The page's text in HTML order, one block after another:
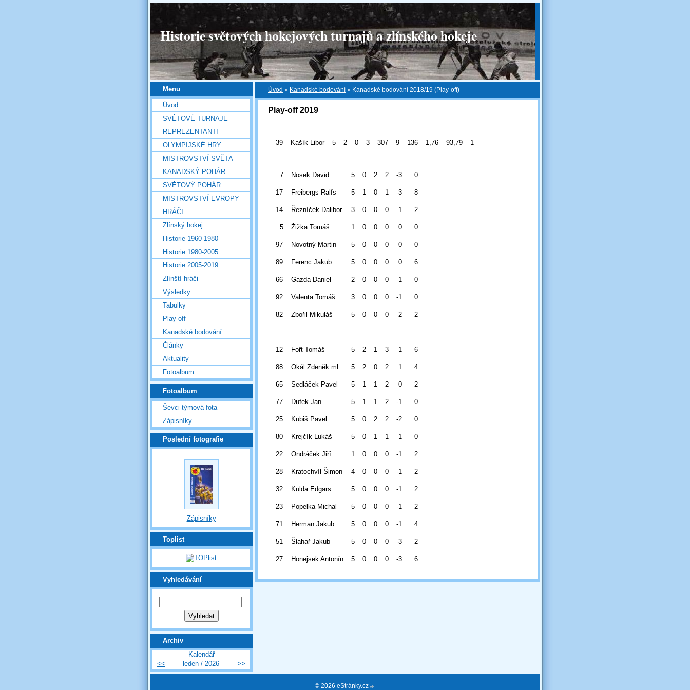
Historie světových hokejových turnajů a zlínského hokeje
Úvod » Kanadské bodování » Kanadské bodování 2018/19 (Play-off)
Play-off 2019
39 Kašík Libor 5 2 0 3 307 9 136 1,76 93,79 1
7 Nosek David 5 0 2 2 -3 0
17 Freibergs Ralfs 5 1 0 1 -3 8
14 Řezníček Dalibor 3 0 0 0 1 2
5 Žižka Tomáš 1 0 0 0 0 0
97 Novotný Martin 5 0 0 0 0 0
89 Ferenc Jakub 5 0 0 0 0 6
66 Gazda Daniel 2 0 0 0 -1 0
92 Valenta Tomáš 3 0 0 0 -1 0
82 Zbořil Mikuláš 5 0 0 0 -2 2
12 Fořt Tomáš 5 2 1 3 1 6
88 Okál Zdeněk ml. 5 2 0 2 1 4
65 Sedláček Pavel 5 1 1 2 0 2
77 Dufek Jan 5 1 1 2 -1 0
25 Kubiš Pavel 5 0 2 2 -2 0
80 Krejčík Lukáš 5 0 1 1 1 0
22 Ondráček Jiří 1 0 0 0 -1 2
28 Kratochvíl Šimon 4 0 0 0 -1 2
32 Kulda Edgars 5 0 0 0 -1 2
23 Popelka Michal 5 0 0 0 -1 2
71 Herman Jakub 5 0 0 0 -1 4
51 Šlahař Jakub 5 0 0 0 -3 2
27 Honejsek Antonín 5 0 0 0 -3 6
Menu
Úvod
SVĚTOVÉ TURNAJE
REPREZENTANTI
OLYMPIJSKÉ HRY
MISTROVSTVÍ SVĚTA
KANADSKÝ POHÁR
SVĚTOVÝ POHÁR
MISTROVSTVÍ EVROPY
HRÁČI
Zlínský hokej
Historie 1960-1980
Historie 1980-2005
Historie 2005-2019
Zlínští hráči
Výsledky
Tabulky
Play-off
Kanadské bodování
Články
Aktuality
Fotoalbum
Fotoalbum
Ševci-týmová fota
Zápisníky
Poslední fotografie
Zápisníky
Toplist
Vyhledávání
Archiv
Kalendář
<<
leden / 2026 >>
© 2026 eStránky.cz